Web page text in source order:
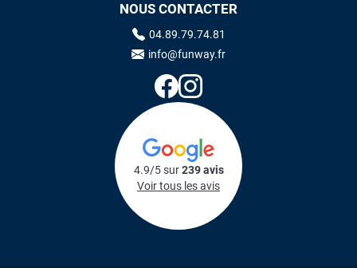
NOUS CONTACTER
04.89.79.74.81
info@funway.fr
4.9/5 sur239 avis
Voir tous les avis